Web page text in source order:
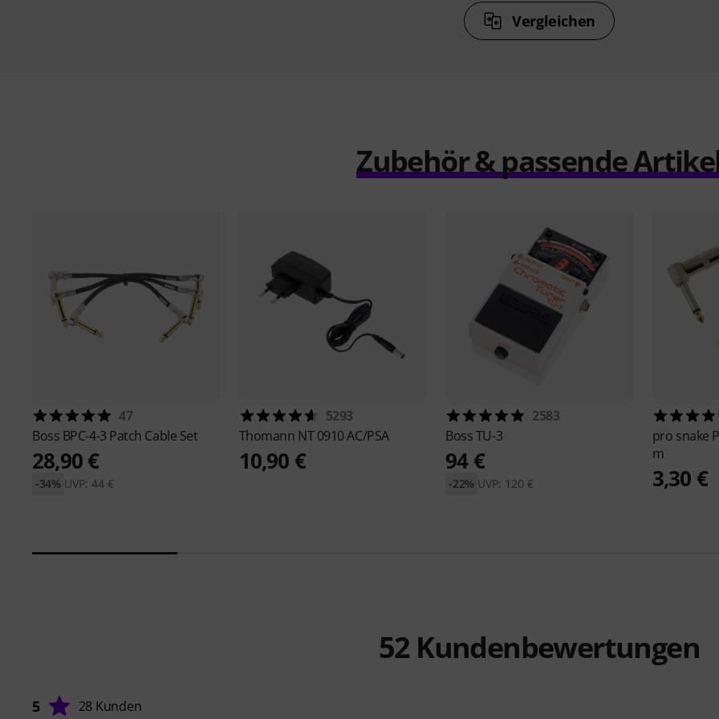
Vergleichen
Zubehör & passende
47
Boss BPC-4-3 Patch Cable Set
28,90 €
UVP: 44 €
-34%
5293
Thomann NT 0910 AC/PSA
10,90 €
2583
BossTU-3
94 €
UVP: 120 €
-22%
pro snake
m
3,30 €
52Kundenbewertungen
5 28 Kunden